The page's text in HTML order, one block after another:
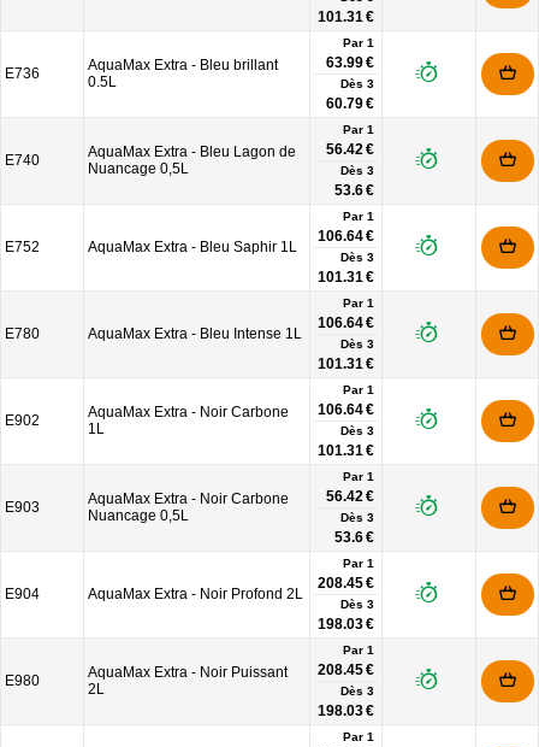
101.31 €
E736
AquaMax Extra - Bleu brillant
0.5L
Par 1
63.99 €
Dès 3
60.79 €
E740
AquaMax Extra - Bleu Lagon de
Nuancage 0,5L
Par 1
56.42 €
Dès 3
53.6 €
E752 AquaMax Extra - Bleu Saphir 1L
Par 1
106.64 €
Dès 3
101.31 €
E780 AquaMax Extra - Bleu Intense 1L
Par 1
106.64 €
Dès 3
101.31 €
E902
AquaMax Extra - Noir Carbone
1L
Par 1
106.64 €
Dès 3
101.31 €
E903
AquaMax Extra - Noir Carbone
Nuancage 0,5L
Par 1
56.42 €
Dès 3
53.6 €
E904 AquaMax Extra - Noir Profond 2L
Par 1
208.45 €
Dès 3
198.03 €
E980
AquaMax Extra - Noir Puissant
2L
Par 1
208.45 €
Dès 3
198.03 €
Par 1